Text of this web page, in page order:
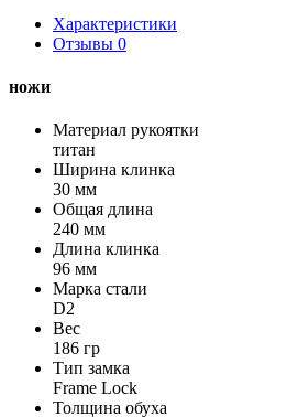
Характеристики
Отзывы 0
ножи
Материал рукоятки
титан
Ширина клинка
30 мм
Общая длина
240 мм
Длина клинка
96 мм
Марка стали
D2
Вес
186 гр
Тип замка
Frame Lock
Толщина обуха